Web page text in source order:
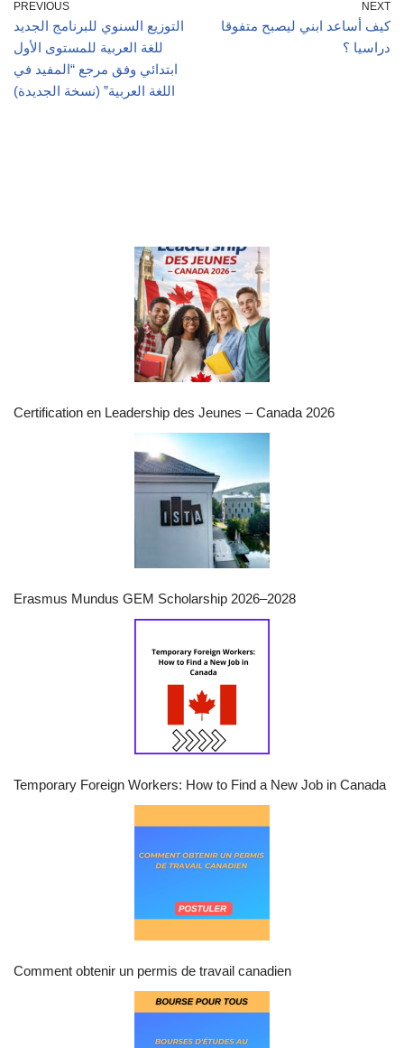
PREVIOUS
التوزيع السنوي للبرنامج الجديد
للغة العربية للمستوى الأول
ابتدائي وفق مرجع “المفيد في
اللغة العربية” (نسخة الجديدة)
NEXT
كيف أساعد ابني ليصبح متفوقا
دراسيا ؟
Certification en Leadership des Jeunes – Canada 2026
Erasmus Mundus GEM Scholarship 2026–2028
Temporary Foreign Workers: How to Find a New Job in Canada
Comment obtenir un permis de travail canadien